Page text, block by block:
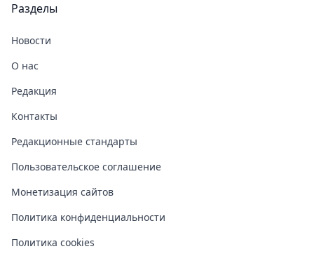
Разделы
Новости
О нас
Редакция
Контакты
Редакционные стандарты
Пользовательское соглашение
Монетизация сайтов
Политика конфиденциальности
Политика cookies